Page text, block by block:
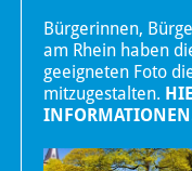
Bürgerinnen,
am Rhein haben
geeigneten Foto
mitzugestalten.